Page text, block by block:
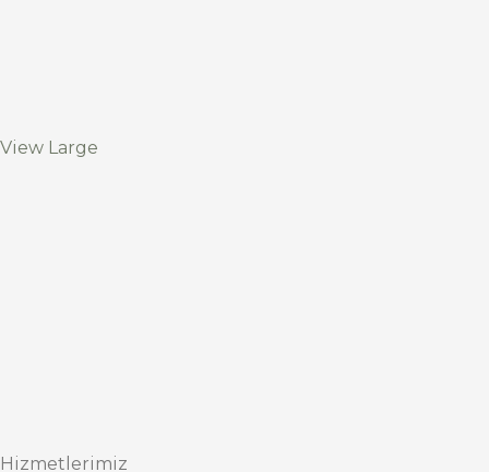
View Large
Hizmetlerimiz